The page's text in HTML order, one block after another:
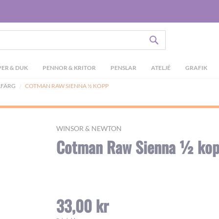
& DUK PENNOR & KRITOR PENSLAR ATELJÉ GRAFIK
COTMAN RAW SIENNA ½ KOPP
WINSOR & NEWTON
Cotman Raw Sienna ½
33,00 kr